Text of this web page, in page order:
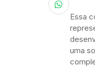
Essa
uma